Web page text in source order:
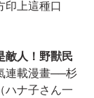
印上這種口
敵人！野獸民
連載漫畫──杉
ハナ子さん一